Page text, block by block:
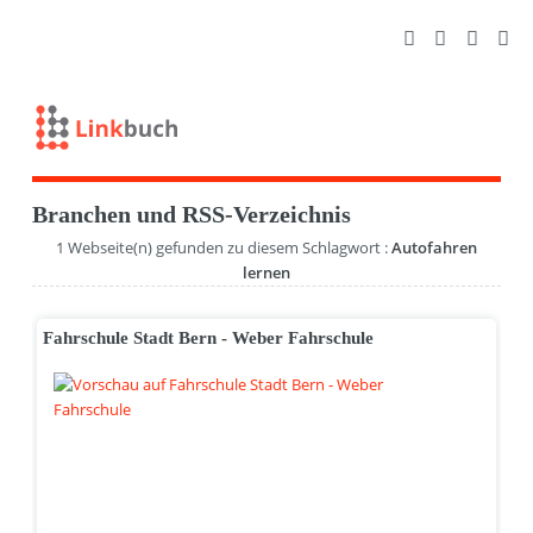
Branchen und RSS-Verzeichnis
1 Webseite(n) gefunden zu diesem Schlagwort :Autofahren
lernen
Fahrschule Stadt Bern - Weber Fahrschule